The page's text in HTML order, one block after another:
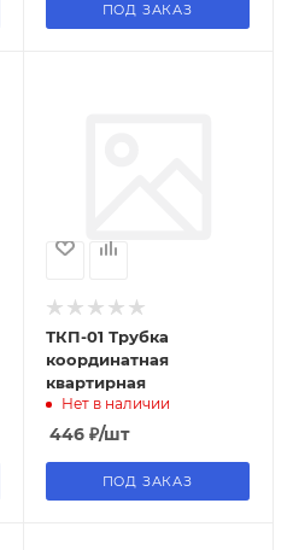
ПОД ЗАКАЗ
ТКП-01 Трубка
координатная
квартирная
Нет в наличии
446₽/шт
ПОД ЗАКАЗ